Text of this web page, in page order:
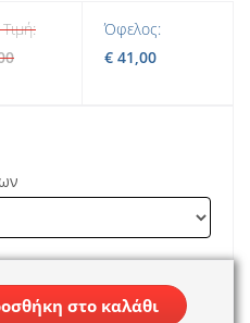
Όφελος:
€ 41,00
στο καλάθι